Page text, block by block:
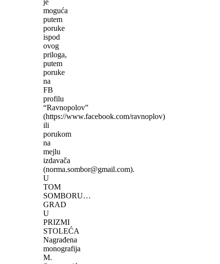
moguća
putem
poruke
ispod
ovog
priloga,
putem
poruke
na
FB
profilu
“Ravnopolov”
(https://www.facebook.com/ravnoplov)
ili
porukom
na
mejlu
izdavača
(norma.sombor@gmail.com).
U
TOM
SOMBORU…
GRAD
U
PRIZMI
STOLEĆA
Nagrađena
monografija
M.